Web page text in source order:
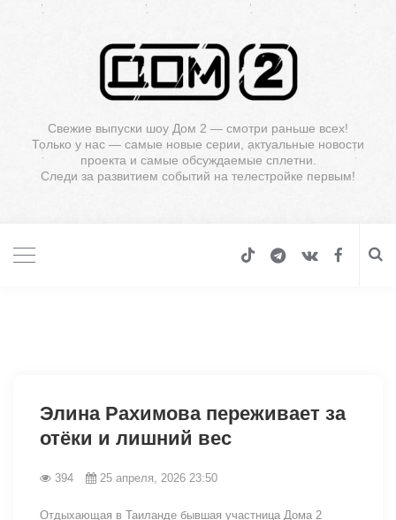
Свежие выпуски шоу Дом 2 — смотри раньше всех!
Только у нас — самые новые серии, актуальные новости
проекта и самые обсуждаемые сплетни.
Следи за развитием событий на телестройке первым!
Элина Рахимова переживает за
отёки и лишний вес
394 25 апреля, 2026 23:50
Отдыхающая в Таиланде бывшая участница Дома 2